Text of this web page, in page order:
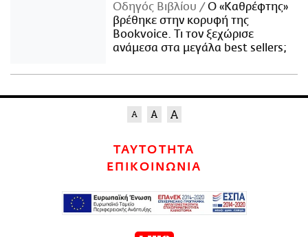
Οδηγός Βιβλίου
Ο «Καθρέφτης»
βρέθηκε στην κορυφή της
Bookvoice. Τι τον ξεχώρισε
ανάμεσα στα μεγάλα best sellers;
ΤΑΥΤΟΤΗΤΑ
ΕΠΙΚΟΙΝΩΝΙΑ